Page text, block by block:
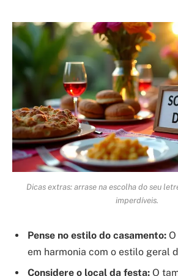
Dicas extras: arrase na escolha do seu
imperdíveis.
Pense no estilo do casamento:
em harmonia com o estilo geral
Considere o local da festa: O